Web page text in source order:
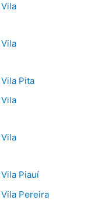
Pita
Piauí
Pereira